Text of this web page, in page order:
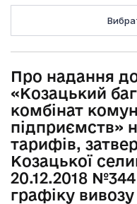
Про надання
«Козацький
комбінат
підприємств»
тарифів,
Козацької
20.12.2018
графіку